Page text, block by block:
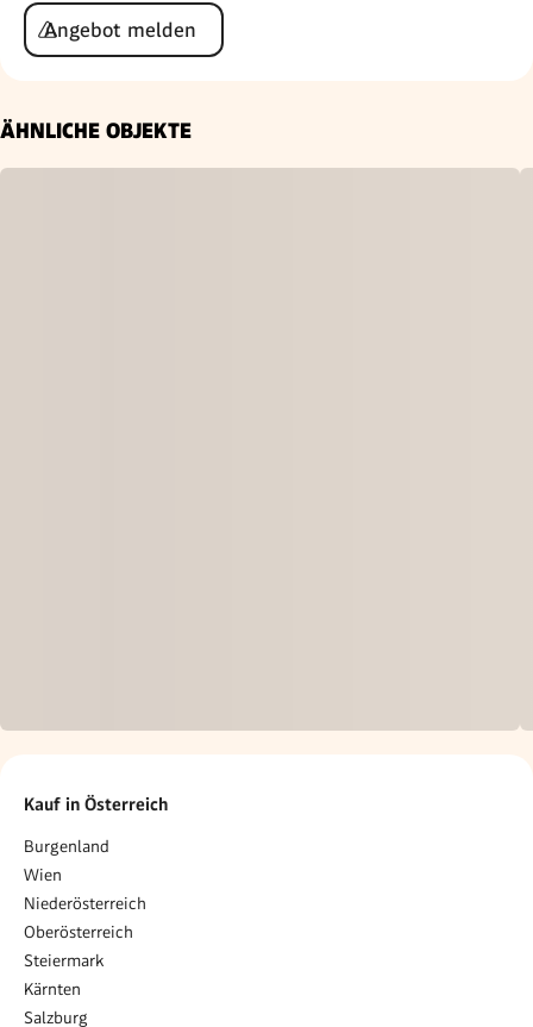
Angebot melden
ÄHNLICHE OBJEKTE
Kauf in Österreich
Burgenland
Wien
Niederösterreich
Oberösterreich
Steiermark
Kärnten
Salzburg